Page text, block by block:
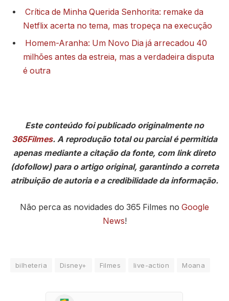
Crítica de Minha Querida Senhorita: remake da
Netflix acerta no tema, mas tropeça na execução
Homem-Aranha: Um Novo Dia já arrecadou 40
milhões antes da estreia, mas a verdadeira disputa
é outra
Este conteúdo foi publicado originalmente no
365Filmes. A reprodução total ou parcial é permitida
apenas mediante a citação da fonte, com link direto
(dofollow) para o artigo original, garantindo a correta
atribuição de autoria e a credibilidade da informação.
Não perca as novidades do 365 Filmes no Google
News!
bilheteria Disney+ Filmes live-action Moana